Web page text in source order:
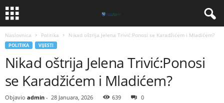
Naslovnica Politika ​Nikad oštrija Jelena Trivić:Ponosi se Karadžićem i Mladićem?
POLITIKA VIJESTI
​Nikad oštrija Jelena Trivić:Ponosi
se Karadžićem i Mladićem?
Objavio admin - 28 Januara, 2026 639 0